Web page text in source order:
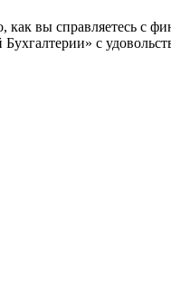
вы справляетесь с
с